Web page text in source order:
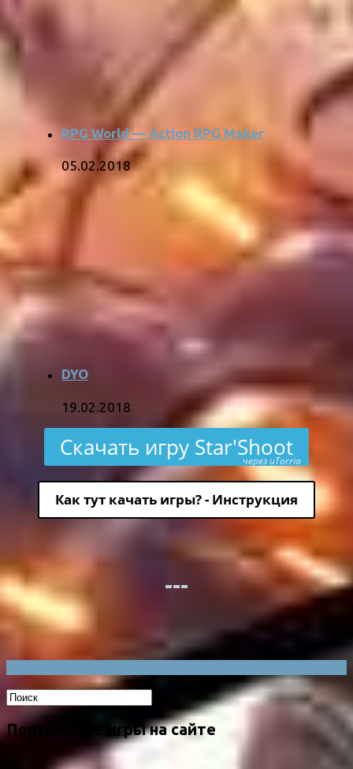
RPG World — Action RPG Maker
05.02.2018
DYO
19.02.2018
Скачать игру Star'Shoot
через uTorria
Как тут качать игры? - Инструкция
Популярные игры на сайте